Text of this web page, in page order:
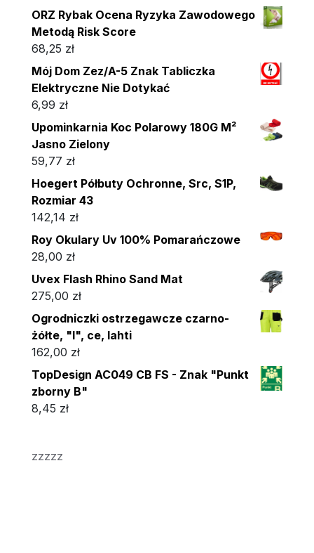
ORZ Rybak Ocena Ryzyka Zawodowego
Metodą Risk Score
68,25 zł
Mój Dom Zez/A-5 Znak Tabliczka
Elektryczne Nie Dotykać
6,99 zł
Upominkarnia Koc Polarowy 180G M²
Jasno Zielony
59,77 zł
Hoegert Półbuty Ochronne, Src, S1P,
Rozmiar 43
142,14 zł
Roy Okulary Uv 100% Pomarańczowe
28,00 zł
Uvex Flash Rhino Sand Mat
275,00 zł
Ogrodniczki ostrzegawcze czarno-
żółte, "l", ce, lahti
162,00 zł
TopDesign AC049 CB FS - Znak "Punkt
zborny B"
8,45 zł
zzzzz